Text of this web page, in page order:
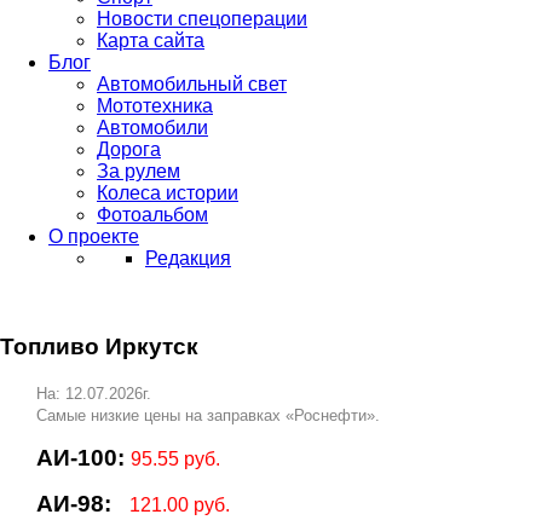
Новости спецоперации
Карта сайта
Блог
Автомобильный свет
Мототехника
Автомобили
Дорога
За рулем
Колеса истории
Фотоальбом
О проекте
Редакция
Топливо Иркутск
На: 12.07.2026г.
Самые низкие цены на заправках «Роснефти».
АИ-100: 95.55 руб.
АИ-98: 121.00 руб.